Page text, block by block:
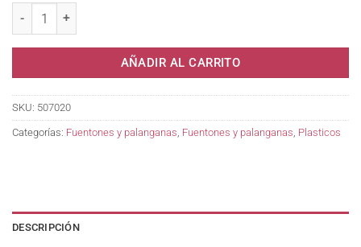
AÑADIR AL CARRITO
SKU: 507020
Categorías: Fuentones y palanganas Fuentones y palanganas Plasticos
DESCRIPCIÓN